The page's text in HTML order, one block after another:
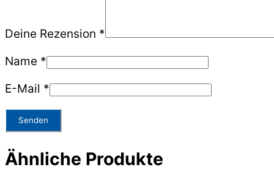
Deine Rezension *
Name *
E-Mail *
Ähnliche Produkte